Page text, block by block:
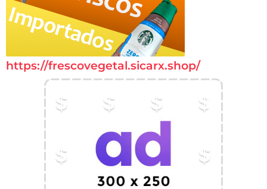
https://frescovegetal.sicarx.shop/